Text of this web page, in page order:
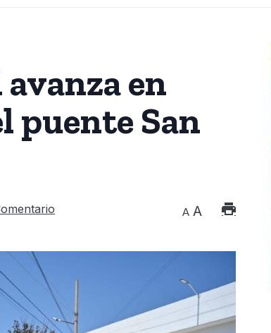
en
puente San
A A